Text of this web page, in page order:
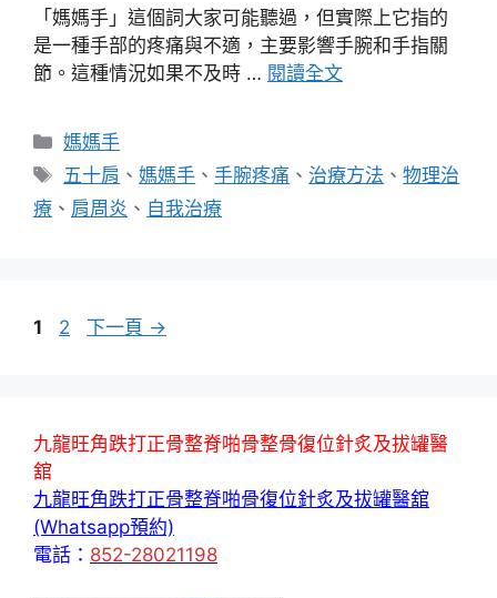
「媽媽手」這個詞大家可能聽過，但實際上它指的
是一種手部的疼痛與不適，主要影響手腕和手指關
節。這種情況如果不及時 … 閱讀全文
分
類
媽媽手
標
籤
五十肩 、媽媽手 、手腕疼痛 、 治療方法 、物理治
療 、 肩周炎 、 自我治療
頁
1
頁
2 下一頁 →
九龍旺角跌打正骨整脊啪骨整骨復位針炙及拔罐醫
舘
九龍旺角跌打正骨整脊啪骨復位針炙及拔罐醫舘
(Whatsapp預約)
電話： 852-28021198